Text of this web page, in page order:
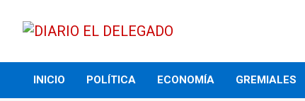
content
DIARIO EL DELEGADO
INICIO POLÍTICA ECONOMÍA GREMIALES